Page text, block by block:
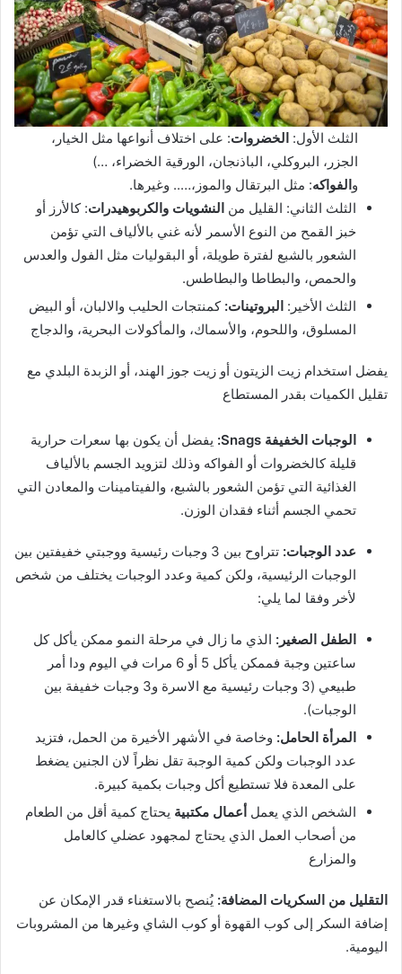
الثلث الأول:الخضروات: على اختلاف أنواعها مثل الخيار،
الجزر، البروكلي، الباذنجان، الورقية الخضراء، …)
والفواكه: مثل البرتقال والموز،….. وغيرها.
الثلث الثاني: القليل من النشويات والكربوهيدرات: كالأرز أو
خبز القمح من النوع الأسمر لأنه غني بالألياف التي تؤمن
الشعور بالشبع لفترة طويلة، أو البقوليات مثل الفول والعدس
والحمص، والبطاطا والبطاطس.
الثلث الأخير: البروتينات: كمنتجات الحليب والالبان، أو البيض
المسلوق، واللحوم، والأسماك، والمأكولات البحرية، والدجاج
يفضل استخدام زيت الزيتون أو زيت جوز الهند، أو الزبدة البلدي مع
تقليل الكميات بقدر المستطاع
الوجبات الخفيفة Snags
: يفضل أن يكون بها سعرات حرارية
قليلة كالخضروات أو الفواكه وذلك لتزويد الجسم بالألياف
الغذائية التي تؤمن الشعور بالشبع، والفيتامينات والمعادن التي
تحمي الجسم أثناء فقدان الوزن.
عدد الوجبات:
تتراوح بين 3 وجبات رئيسية ووجبتي خفيفتين بين
الوجبات الرئيسية، ولكن كمية وعدد الوجبات يختلف من شخص
لأخر وفقا لما يلي:
الطفل الصغير: الذي ما زال في مرحلة النمو ممكن يأكل كل
ساعتين وجبة فممكن يأكل 5 أو 6 مرات في اليوم ودا أمر
طبيعي (3 وجبات رئيسية مع الاسرة و3 وجبات خفيفة بين
الوجبات).
المرأة الحامل: وخاصة في الأشهر الأخيرة من الحمل، فتزيد
عدد الوجبات ولكن كمية الوجبة تقل نظراً لان الجنين يضغط
على المعدة فلا تستطيع أكل وجبات بكمية كبيرة.
الشخص الذي يعمل أعمال مكتبية يحتاج كمية أقل من الطعام
من أصحاب العمل الذي يحتاج لمجهود عضلي كالعامل
والمزارع
التقليل من السكريات المضافة: يُنصح بالاستغناء قدر الإمكان عن
إضافة السكر إلى كوب القهوة أو كوب الشاي وغيرها من المشروبات
اليومية.